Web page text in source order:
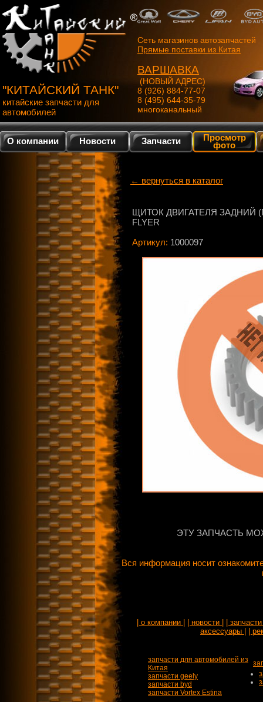
"КИТАЙСКИЙ ТАНК"
китайские запчасти для
автомобилей
Сеть магазинов автозапчастей
Прямые поставки из Китая
ВАРШАВКА
(НОВЫЙ АДРЕС)
8 (926) 884-77-07
8 (495) 644-35-79
многоканальный
О компании Новости Запчасти Просмотр
фото
← вернуться в каталог
ЩИТОК ДВИГАТЕЛЯ ЗАДНИЙ
FLYER
Артикул: 1000097
ЭТУ ЗАПЧАСТЬ
Вся информация носит
| о компании | | новости |
|
аксессуары |
|
запчасти для автомобилей из
Китая
запчасти geely
запчасти byd
запчасти Vortex Estina